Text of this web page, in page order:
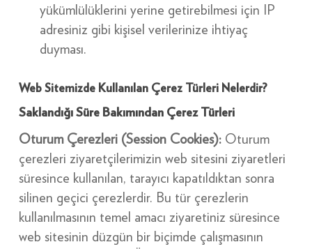
yükümlülüklerini yerine getirebilmesi için IP
adresiniz gibi kişisel verilerinize ihtiyaç
duyması.
Web Sitemizde Kullanılan Çerez Türleri Nelerdir?
Saklandığı Süre Bakımından Çerez Türleri
Oturum Çerezleri (Session Cookies):Oturum
çerezleri ziyaretçilerimizin web sitesini ziyaretleri
süresince kullanılan, tarayıcı kapatıldıktan sonra
silinen geçici çerezlerdir. Bu tür çerezlerin
kullanılmasının temel amacı ziyaretiniz süresince
web sitesinin düzgün bir biçimde çalışmasının